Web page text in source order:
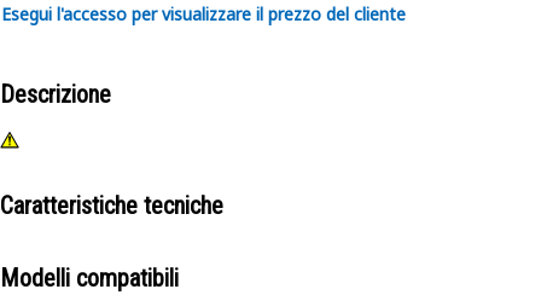
Esegui l'accesso per visualizzare il prezzo del cliente
Descrizione
Caratteristiche tecniche
Modelli compatibili